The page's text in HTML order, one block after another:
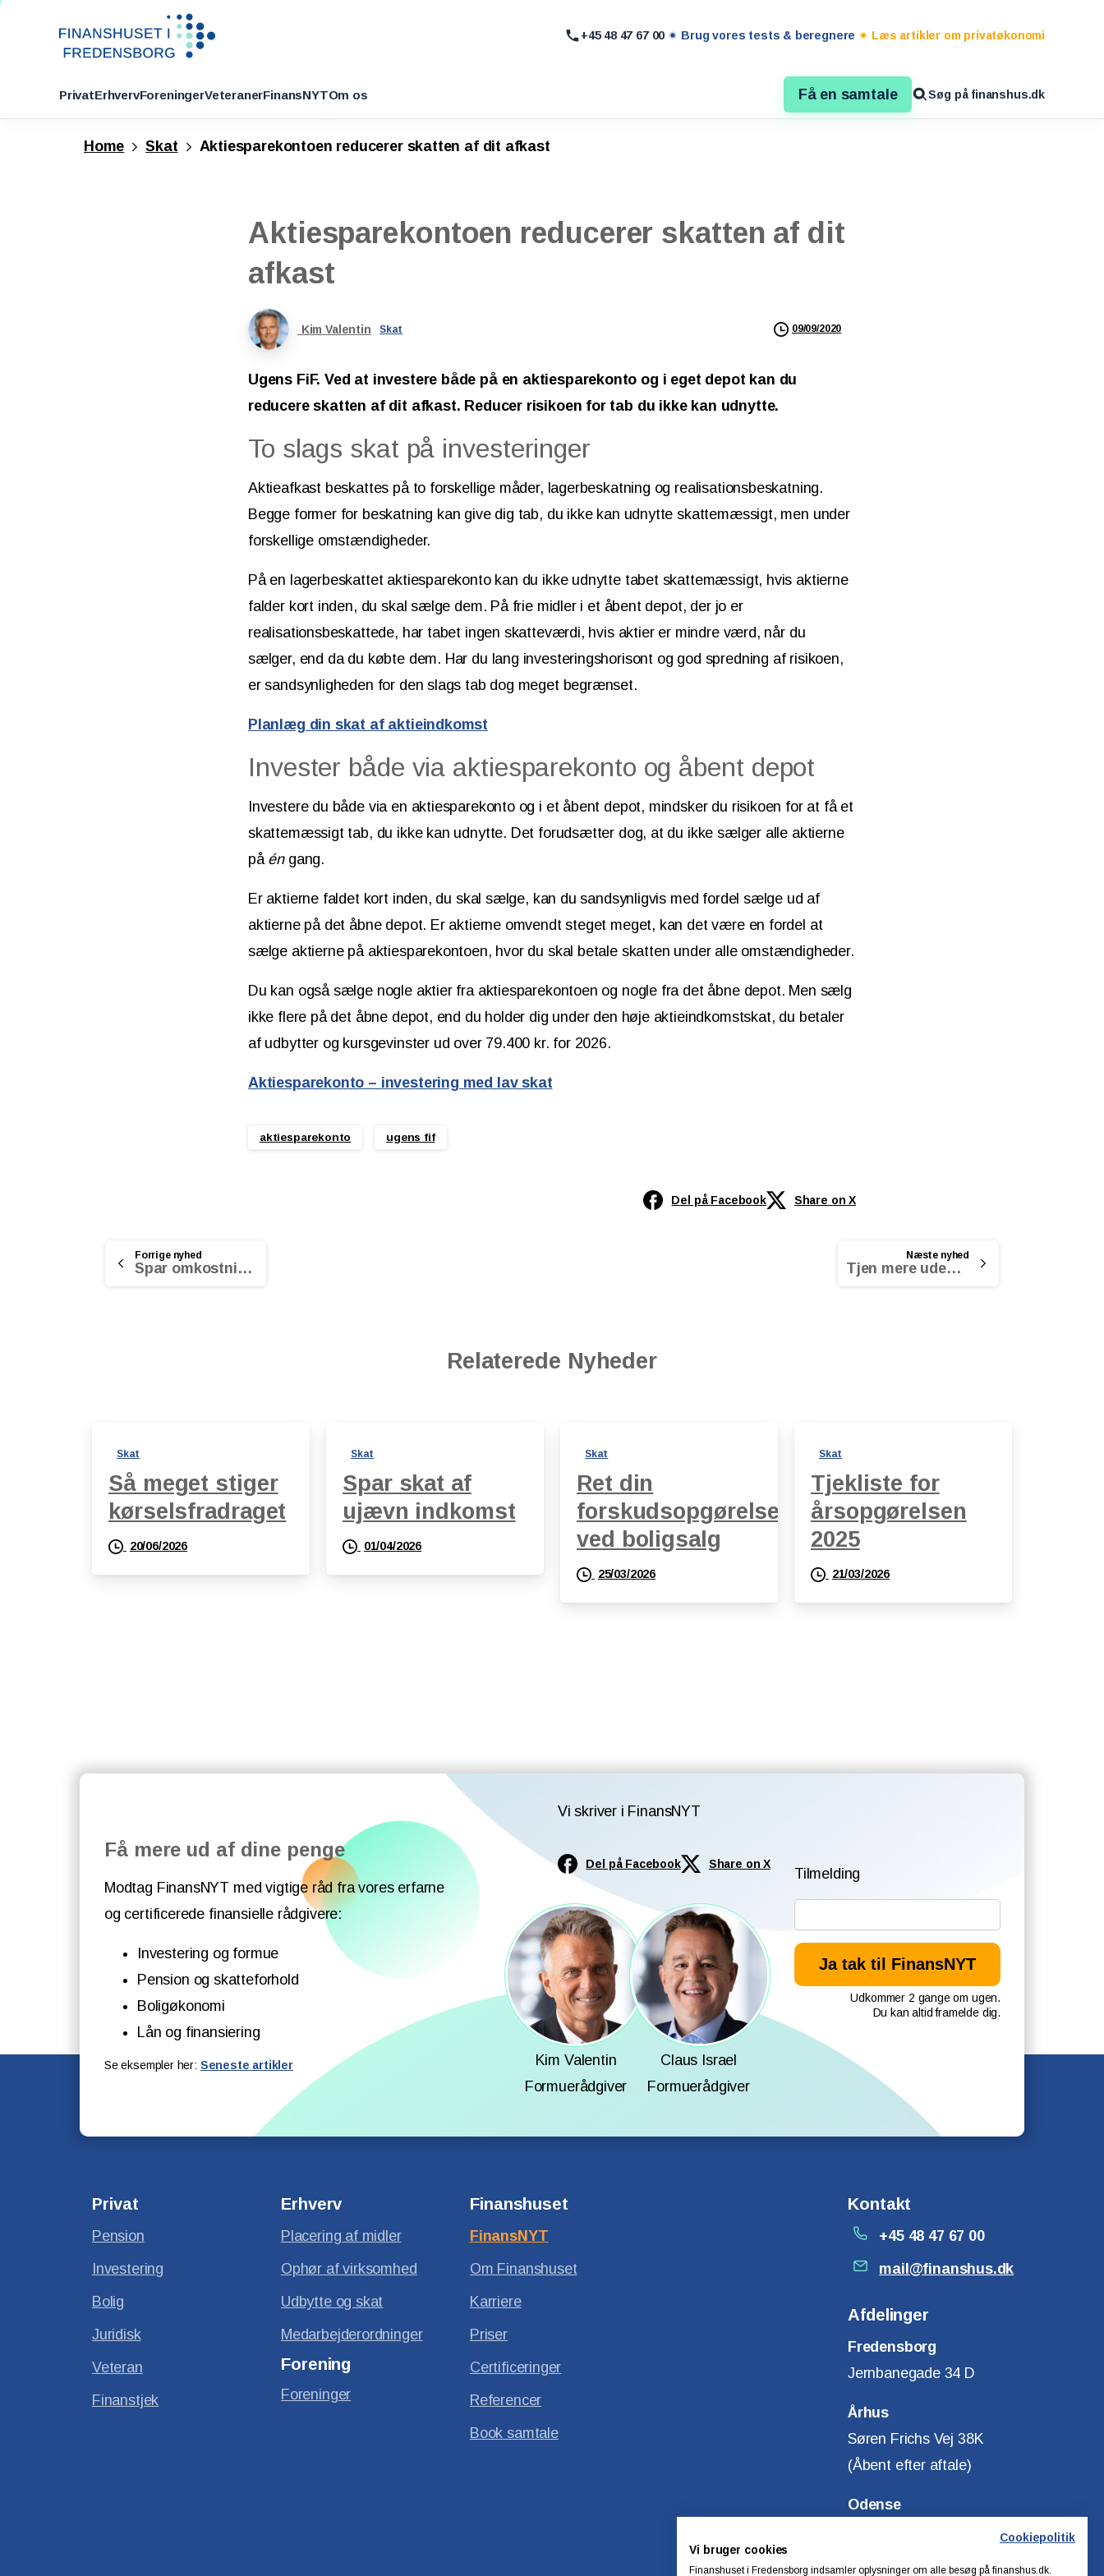
+45 48 47 67 00 Brug vores tests & beregnere Læs artikler om privatøkonomi
PrivatErhvervForeningerVeteranerFinansNYTOm os Få en samtale Søg på finanshus.dk
Home Skat Aktiesparekontoen reducerer skatten af dit afkast
Aktiesparekontoen reducerer skatten af dit
afkast
Kim Valentin Skat 09/09/2020
Ugens FiF. Ved at investere både på en aktiesparekonto og i eget depot kan du
reducere skatten af dit afkast. Reducer risikoen for tab du ikke kan udnytte.
To slags skat på investeringer
Aktieafkast beskattes på to forskellige måder, lagerbeskatning og realisationsbeskatning.
Begge former for beskatning kan give dig tab, du ikke kan udnytte skattemæssigt, men under
forskellige omstændigheder.
På en lagerbeskattet aktiesparekonto kan du ikke udnytte tabet skattemæssigt, hvis aktierne
falder kort inden, du skal sælge dem. På frie midler i et åbent depot, der jo er
realisationsbeskattede, har tabet ingen skatteværdi, hvis aktier er mindre værd, når du
sælger, end da du købte dem. Har du lang investeringshorisont og god spredning af risikoen,
er sandsynligheden for den slags tab dog meget begrænset.
Planlæg din skat af aktieindkomst
Invester både via aktiesparekonto og åbent depot
Investere du både via en aktiesparekonto og i et åbent depot, mindsker du risikoen for at få et
skattemæssigt tab, du ikke kan udnytte. Det forudsætter dog, at du ikke sælger alle aktierne
på éngang.
Er aktierne faldet kort inden, du skal sælge, kan du sandsynligvis med fordel sælge ud af
aktierne på det åbne depot. Er aktierne omvendt steget meget, kan det være en fordel at
sælge aktierne på aktiesparekontoen, hvor du skal betale skatten under alle omstændigheder.
Du kan også sælge nogle aktier fra aktiesparekontoen og nogle fra det åbne depot. Men sælg
ikke flere på det åbne depot, end du holder dig under den høje aktieindkomstskat, du betaler
af udbytter og kursgevinster ud over 79.400 kr. for 2026.
Aktiesparekonto – investering med lav skat
aktiesparekonto ugens fif
Del på Facebook Share on X
Continue
Reading
Forrige nyhed
Spar omkostninger til pensionsselskabet
Næste nyhed
Tjen mere uden topskat i 2021
Relaterede Nyheder
Skat
Så meget stiger
kørselsfradraget
20/06/2026
Skat
Spar skat af
ujævn indkomst
01/04/2026
Skat
Ret din
forskudsopgørelse
ved boligsalg
25/03/2026
Skat
Tjekliste for
årsopgørelsen
2025
21/03/2026
Få mere ud af dine penge
Modtag FinansNYT med vigtige råd fra vores erfarne
og certificerede finansielle rådgivere:
Investering og formue
Pension og skatteforhold
Boligøkonomi
Lån og finansiering
Se eksempler her: Seneste artikler
Vi skriver i FinansNYT
Del på Facebook Share on X
Kim Valentin
Formuerådgiver
Claus Israel
Formuerådgiver
Tilmelding
Udkommer 2 gange om ugen.
Du kan altid framelde dig.
Privat
Pension
Investering
Bolig
Juridisk
Veteran
Finanstjek
Erhverv
Placering af midler
Ophør af virksomhed
Udbytte og skat
Medarbejderordninger
Forening
Foreninger
Finanshuset
FinansNYT
Om Finanshuset
Karriere
Priser
Certificeringer
Referencer
Book samtale
Kontakt
+45 48 47 67 00
mail@finanshus.dk
Afdelinger
Fredensborg
Jernbanegade 34 D
Århus
Søren Frichs Vej 38K
(Åbent efter aftale)
Odense
Cookiepolitik
Vi bruger cookies
Finanshuset i Fredensborg indsamler oplysninger om alle besøg på finanshus.dk.